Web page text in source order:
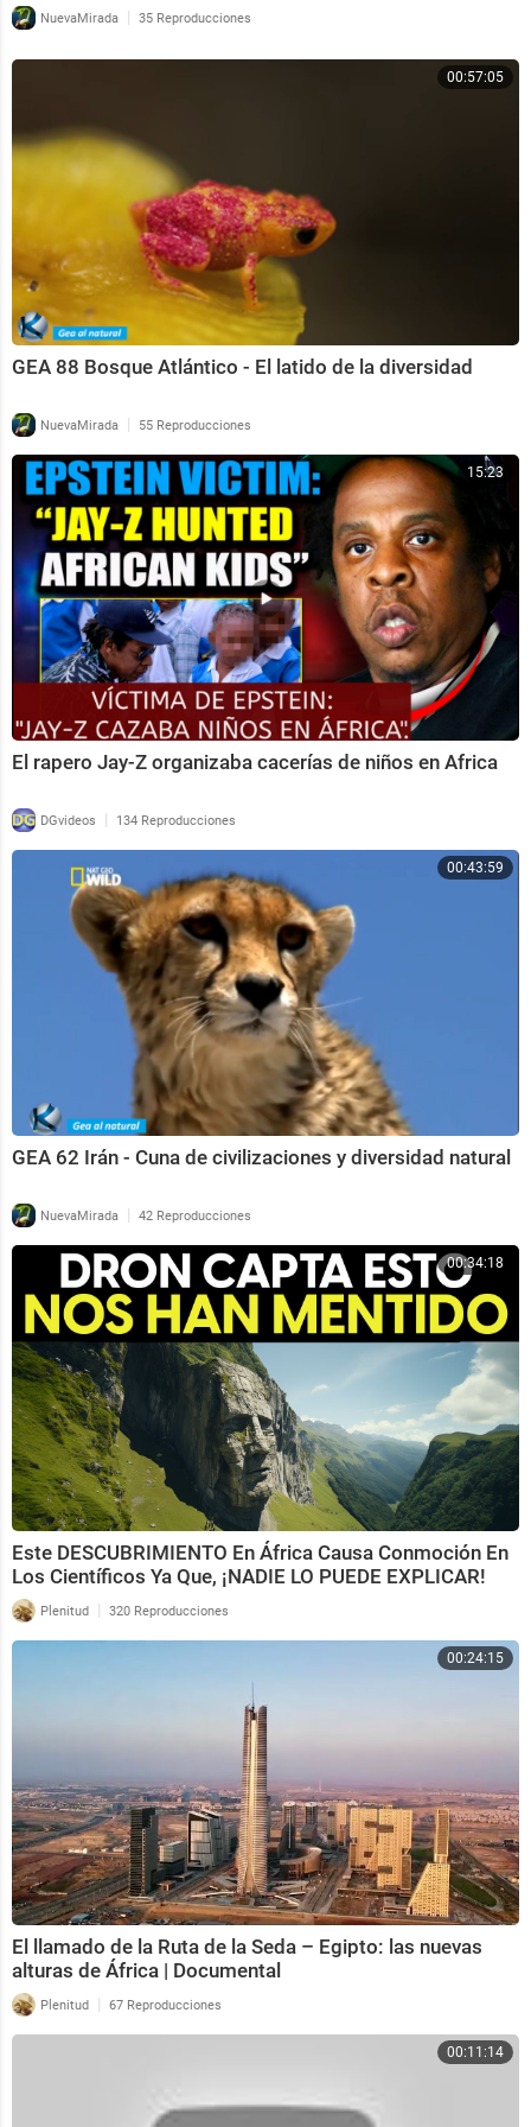
NuevaMirada | 35 Reproducciones
00:57:05
GEA 88 Bosque Atlántico - El latido de la diversidad
NuevaMirada | 55 Reproducciones
15:23
El rapero Jay-Z organizaba cacerías de niños en Africa
DGvideos | 134 Reproducciones
00:43:59
GEA 62 Irán - Cuna de civilizaciones y diversidad natural
NuevaMirada | 42 Reproducciones
00:34:18
Este DESCUBRIMIENTO En África Causa Conmoción En
Los Científicos Ya Que, ¡NADIE LO PUEDE EXPLICAR!
Plenitud | 320 Reproducciones
00:24:15
El llamado de la Ruta de la Seda – Egipto: las nuevas
alturas de África | Documental
Plenitud | 67 Reproducciones
00:11:14